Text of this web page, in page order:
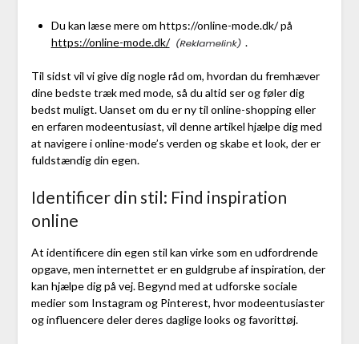
Du kan læse mere om https://online-mode.dk/ på
https://online-mode.dk/
.
Til sidst vil vi give dig nogle råd om, hvordan du fremhæver
dine bedste træk med mode, så du altid ser og føler dig
bedst muligt. Uanset om du er ny til online-shopping eller
en erfaren modeentusiast, vil denne artikel hjælpe dig med
at navigere i online-mode’s verden og skabe et look, der er
fuldstændig din egen.
Identificer din stil: Find inspiration
online
At identificere din egen stil kan virke som en udfordrende
opgave, men internettet er en guldgrube af inspiration, der
kan hjælpe dig på vej. Begynd med at udforske sociale
medier som Instagram og Pinterest, hvor modeentusiaster
og influencere deler deres daglige looks og favorittøj.